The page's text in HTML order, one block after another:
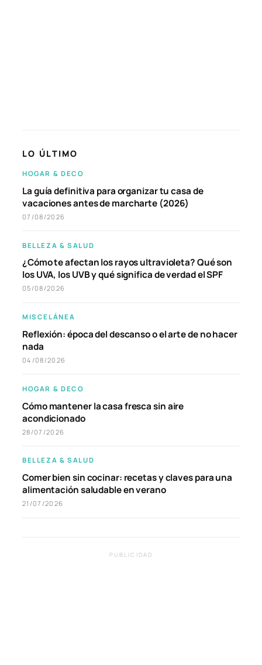
LO ÚLTIMO
HOGAR & DECO
La guía definitiva para organizar tu casa de
vacaciones antes de marcharte (2026)
07/08/2026
BELLEZA & SALUD
¿Cómo te afectan los rayos ultravioleta? Qué son
los UVA, los UVB y qué significa de verdad el SPF
05/08/2026
MISCELÁNEA
Reflexión: época del descanso o el arte de no hacer
nada
04/08/2026
HOGAR & DECO
Cómo mantener la casa fresca sin aire
acondicionado
28/07/2026
BELLEZA & SALUD
Comer bien sin cocinar: recetas y claves para una
alimentación saludable en verano
21/07/2026
PUBLICIDAD